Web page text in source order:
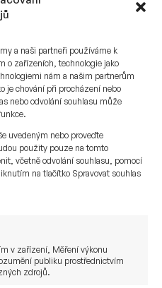
a naši partneři používáme k
o zařízeních, technologie jako
nám a našim partnerům
je chování při procházení nebo
nebo odvolání souhlasu může
uvedeným nebo proveďte
použity pouze na tomto
včetně odvolání souhlasu, pomocí
na tlačítko Spravovat souhlas
v zařízení, Měření výkonu
publiku prostřednictvím
zdrojů.
trhy
investorům několik